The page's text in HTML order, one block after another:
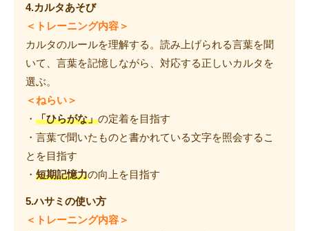
4.カルタあそび
＜トレーニング内容＞
カルタのルールを理解する。読み上げられる言葉を聞
いて、言葉を記憶しながら、対応する正しいカルタを
選ぶ。
＜ねらい＞
・ 「ひらがな」の定着を目指す
・言葉で聞いたものと書かれている文字を照会するこ
とを目指す
・ 短期記憶力の向上を目指す
5.ハサミの使い方
＜トレーニング内容＞